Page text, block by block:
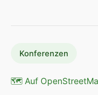
Konferenzen
🗺 Auf